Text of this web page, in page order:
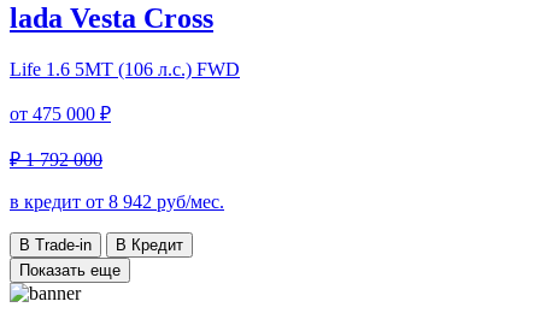
lada Vesta Cross
Life 1.6 5MT (106 л.с.) FWD
от 475 000 ₽
₽ 1 792 000
в кредит от 8 942 руб/мес.
В Trade-in
В Кредит
Показать еще